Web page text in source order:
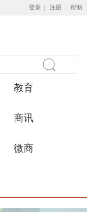
登录 注册 帮助
教育
商讯
微商